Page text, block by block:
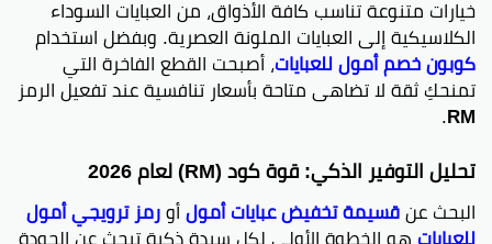
خيارات متنوعة تناسب كافة الأذواق، من العبايات السوداء
الكلاسيكية إلى العبايات الملونة العصرية. وبفضل استخدام
كوبون خصم أمول للعبايات، أصبحت القطع الفاخرة التي
تمنحكِ ثقة لا تضاهى متاحة بأسعار تنافسية عند تفعيل الرمز
RM
.
تحليل التوفير الذكي: قوة كود (RM) لعام 2026
البحث عنقسيمة تخفيض عبايات أمولأورمز ترويجي أمول